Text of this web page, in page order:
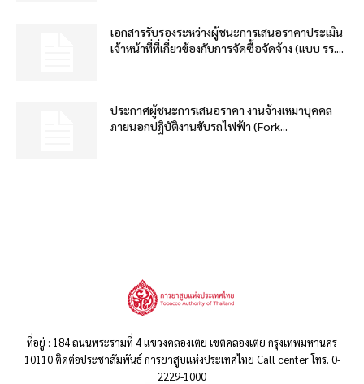
เอกสารรับรองระหว่างผู้ชนะการเสนอราคาประเมิน
เจ้าหน้าที่ที่เกี่ยวข้องกับการจัดซื้อจัดจ้าง (แบบ รร....
ประกาศผู้ชนะการเสนอราคา งานจ้างเหมาบุคคล
ภายนอกปฏิบัติงานขับรถไฟฟ้า (Fork...
ที่อยู่ : 184 ถนนพระรามที่ 4 แขวงคลองเตย เขตคลองเตย กรุงเทพมหานคร
10110 ติดต่อประชาสัมพันธ์ การยาสูบแห่งประเทศไทย Call center โทร. 0-
2229-1000